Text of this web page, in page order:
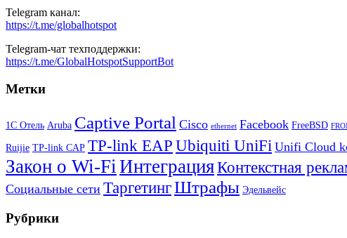
Telegram канал:
https://t.me/globalhotspot
Telegram-чат техподдержки:
https://t.me/GlobalHotspotSupportBot
Метки
1С Отель Aruba Captive Portal Cisco ethernet Facebook FreeBSD
Ruijie TP-link CAP TP-link EAP Ubiquiti UniFi Unifi Cloud
Закон о Wi-Fi ИнтеграцияКонтекстная
Социальные сети ТаргетингШтрафы Эдельвейс
Рубрики